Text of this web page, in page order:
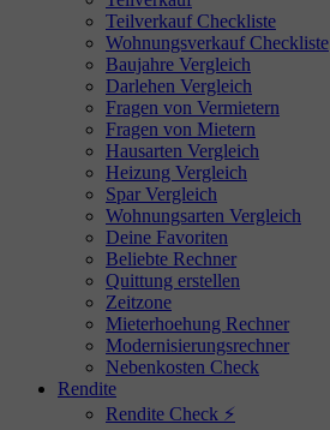
Teilverkauf Checkliste
Wohnungsverkauf Checkliste
Baujahre Vergleich
Darlehen Vergleich
Fragen von Vermietern
Fragen von Mietern
Hausarten Vergleich
Heizung Vergleich
Spar Vergleich
Wohnungsarten Vergleich
Deine Favoriten
Beliebte Rechner
Quittung erstellen
Zeitzone
Mieterhoehung Rechner
Modernisierungsrechner
Nebenkosten Check
Rendite
Rendite Check ⚡